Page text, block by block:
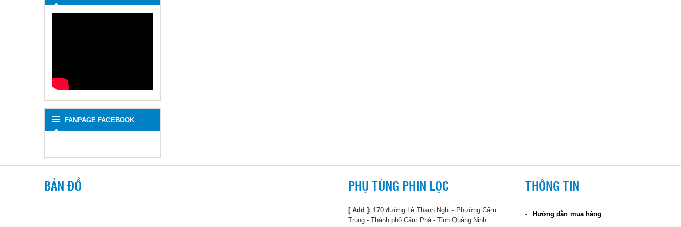
FANPAGE FACEBOOK
BẢN ĐỒ PHỤ TÙNG PHIN LỌC
[ Add ]: 170 đường Lê Thanh Nghị - Phường Cẩm
Trung - Thành phố Cẩm Phả - Tỉnh Quảng Ninh
THÔNG TIN
Hướng dẫn mua hàng